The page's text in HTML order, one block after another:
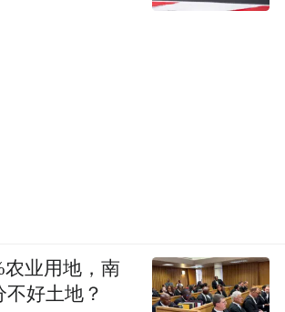
、制造在潜江”的协同创新模
链、创新链深度融合提供了有
农业用地，南
好土地？